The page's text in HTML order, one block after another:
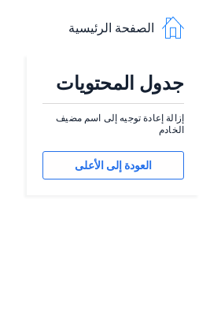
الصفحة الرئيسية
جدول المحتويات
إزالة إعادة توجيه إلى اسم مضيف
الخادم
العودة إلى الأعلى